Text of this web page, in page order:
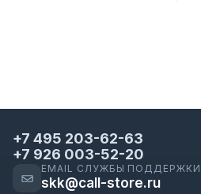
+7 495 203-62-63
+7 926 003-52-20
EMAIL СЛУЖБЫ ПОДДЕРЖКИ
skk@call-store.ru